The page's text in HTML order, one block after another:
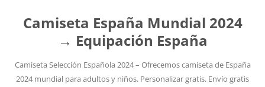
Camiseta España Mundial 2024
→ Equipación España
Camiseta Selección Española 2024 – Ofrecemos camiseta de España
2024 mundial para adultos y niños. Personalizar gratis. Envío gratis